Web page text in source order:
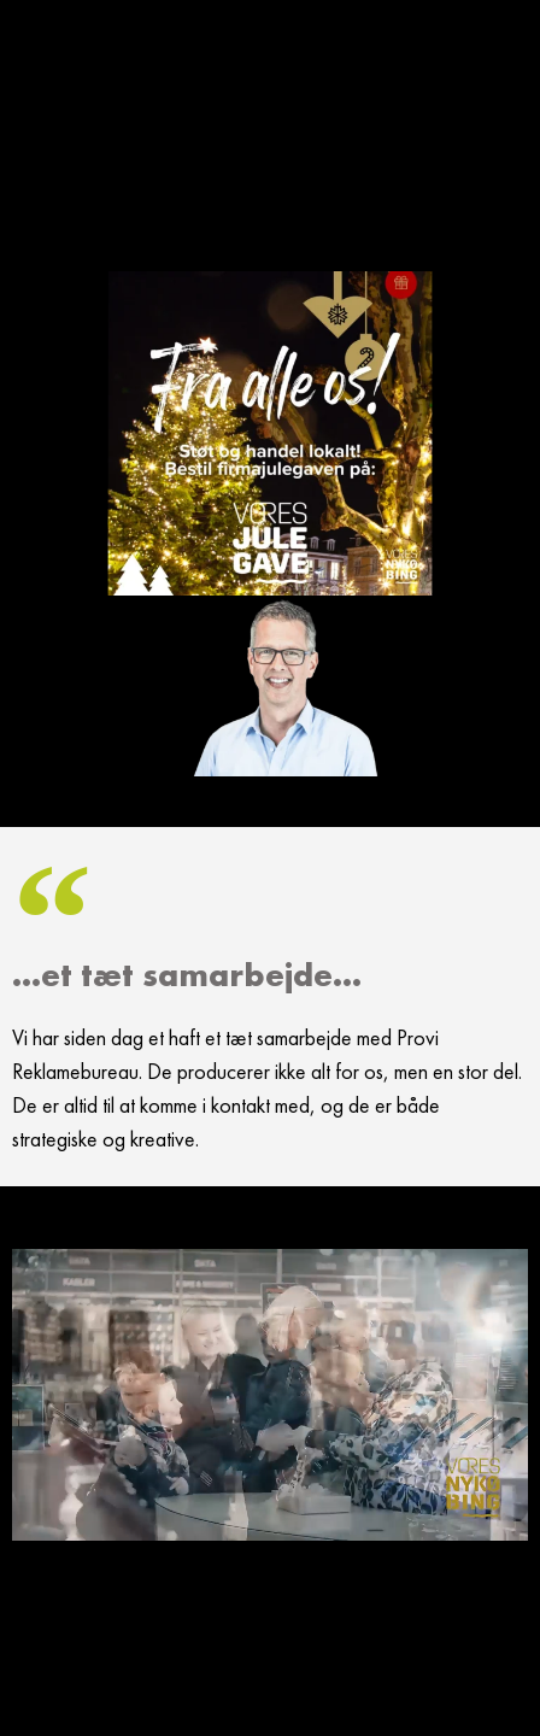
…et tæt samarbejde…
Vi har siden dag et haft et tæt samarbejde med Provi
Reklamebureau. De producerer ikke alt for os, men en stor del.
De er altid til at komme i kontakt med, og de er både
strategiske og kreative.